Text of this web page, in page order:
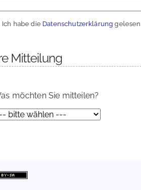
Ich habe die Datenschutzerklärung
Mitteilung
möchten Sie mitteilen?